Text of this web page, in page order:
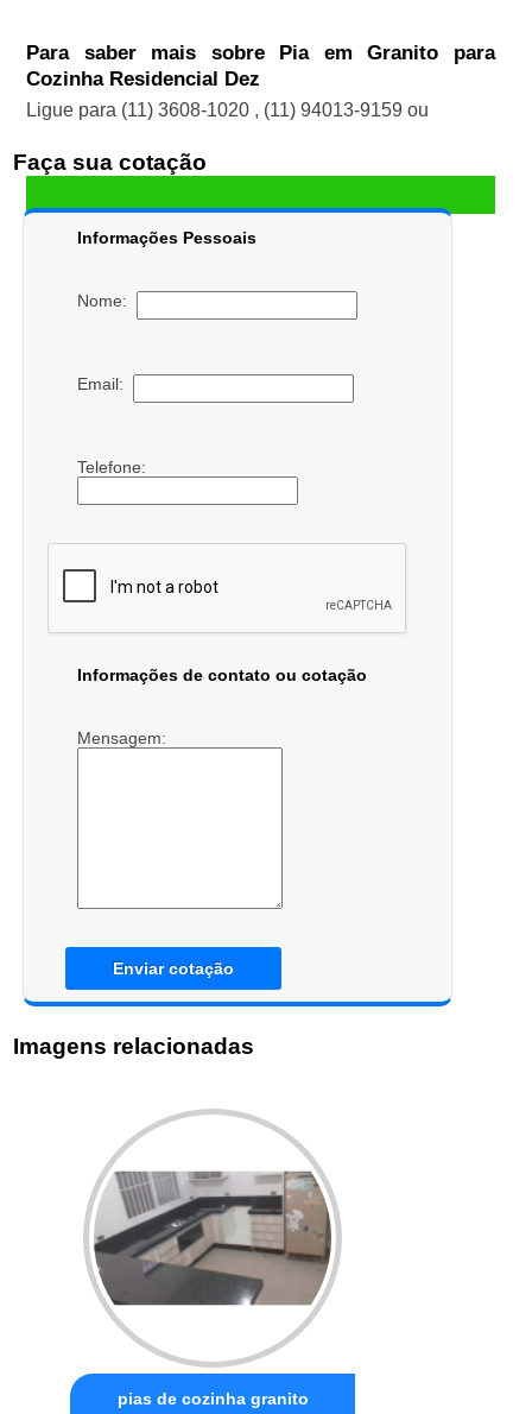
Para saber mais sobre Pia em Granito para
Cozinha Residencial Dez
Ligue para (11) 3608-1020 , (11) 94013-9159 ou
Faça sua cotação
Informações Pessoais
Nome:
Email:
Telefone:
Informações de contato ou cotação
Mensagem:
Enviar cotação
Imagens relacionadas
pias de cozinha granito